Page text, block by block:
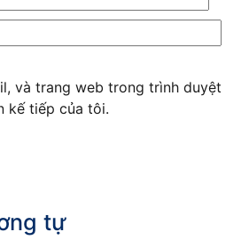
và trang web trong trình duyệt
kế tiếp của tôi.
tự